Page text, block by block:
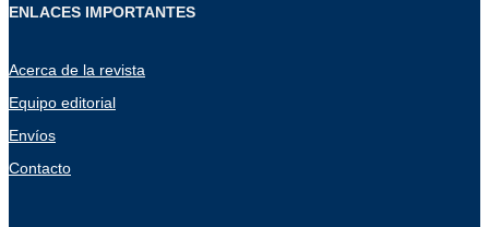
ENLACES IMPORTANTES
Acerca de la revista
Equipo editorial
Envíos
Contacto